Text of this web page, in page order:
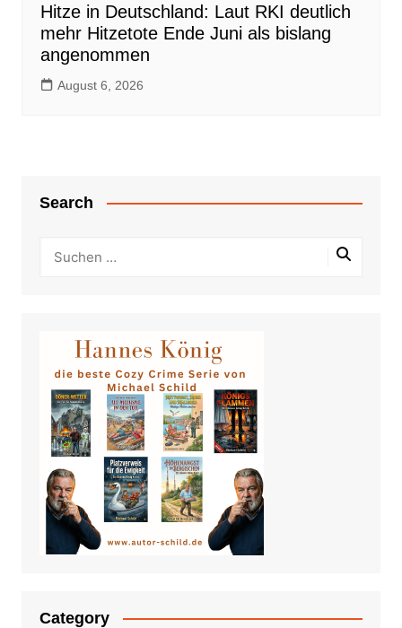
Hitze in Deutschland: Laut RKI deutlich
mehr Hitzetote Ende Juni als bislang
angenommen
August 6, 2026
Search
Category